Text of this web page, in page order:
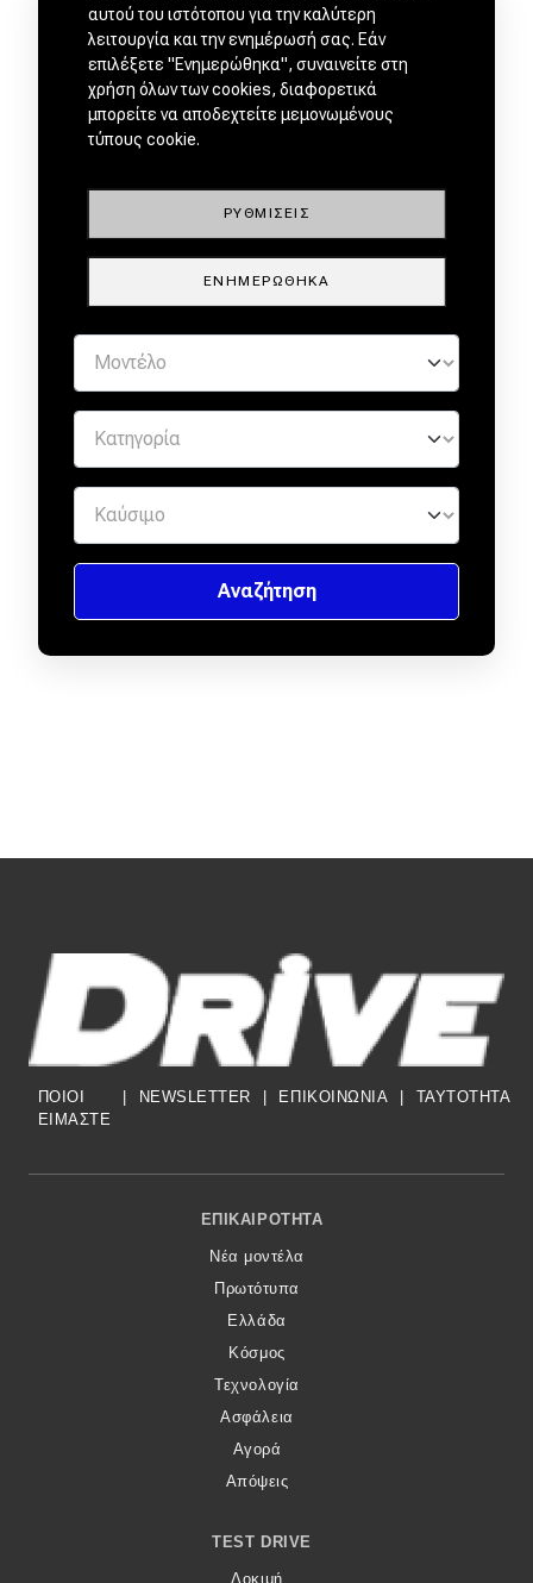
ΜΕΤΑΧΕΙΡΙΣΜΕΝΑ ΑΠΟ
ΕΜΠΙΣΤΟΥΣ ΕΜΠΟΡΟΥΣ by
ΠΟΙΟΙ
ΕΙΜΑΣΤΕ
NEWSLETTER ΕΠΙΚΟΙΝΩΝΙΑ TAYTOTHTA
Footer Menu
ΕΠΙΚΑΙΡΌΤΗΤΑ
Νέα μοντέλα
Πρωτότυπα
Ελλάδα
Κόσμος
Τεχνολογία
Ασφάλεια
Αγορά
Απόψεις
TEST DRIVE
Δοκιμή
αυτού του ιστότοπου για την καλύτερη
λειτουργία και την ενημέρωσή σας. Εάν
επιλέξετε "Ενημερώθηκα", συναινείτε στη
χρήση όλων των cookies, διαφορετικά
μπορείτε να αποδεχτείτε μεμονωμένους
τύπους cookie.
ΡΥΘΜΊΣΕΙΣ
ΕΝΗΜΕΡΏΘΗΚΑ